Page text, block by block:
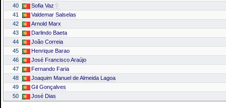
40
Sofia Vaz
41
Valdemar Salselas
42
Arnold Marx
43
Darlindo Baeta
44
João Correia
45
Henrique Barao
46
José Francisco Araújo
47
Fernando Faria
48
Joaquim Manuel de Almeida Lagoa
49
Gil Gonçalves
50
José Dias